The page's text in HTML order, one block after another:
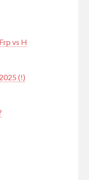
vs H
(!)